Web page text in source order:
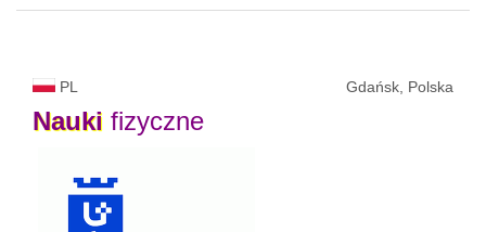
PL Gdańsk, Polska
Nauki fizyczne